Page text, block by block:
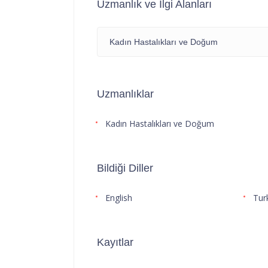
Uzmanlık ve İlgi Alanları
Kadın Hastalıkları ve Doğum
Uzmanlıklar
Kadın Hastalıkları ve Doğum
Bildiği Diller
English
Kayıtlar